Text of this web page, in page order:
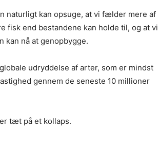
naturligt kan opsuge, at vi fælder mere af
fisk end bestandene kan holde til, og at vi
kan nå at genopbygge.
udryddelse af arter, som er mindst
gennem de seneste 10 millioner
tæt på et kollaps.